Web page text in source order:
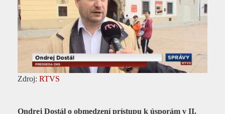
Zdroj: RTVS
Ondrej Dostál o obmedzení prístupu k úsporám v II.